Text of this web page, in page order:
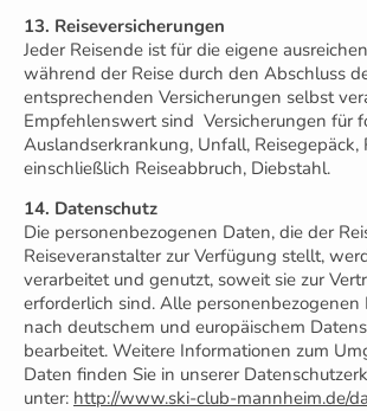
13. Reiseversicherungen
Jeder Reisende ist für die eigene
während der Reise durch den Abschluss
entsprechenden Versicherungen selbst
Empfehlenswert sind Versicherungen für
Auslandserkrankung, Unfall, Reisegepäck,
einschließlich Reiseabbruch, Diebstahl.
14. Datenschutz
Die personenbezogenen Daten, die der
Reiseveranstalter zur Verfügung stellt,
verarbeitet und genutzt, soweit sie zur
erforderlich sind. Alle
nach deutschem und europäischem
bearbeitet. Weitere Informationen zum
Daten finden Sie in unserer
unter: http://www.ski-club-mannheim.de/